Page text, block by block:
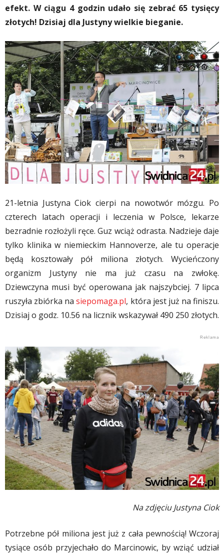
efekt. W ciągu 4 godzin udało się zebrać 65 tysięcy
złotych! Dzisiaj dla Justyny wielkie bieganie.
21-letnia Justyna Ciok cierpi na nowotwór mózgu. Po
czterech latach operacji i leczenia w Polsce, lekarze
bezradnie rozłożyli ręce. Guz wciąż odrasta. Nadzieje daje
tylko klinika w niemieckim Hannoverze, ale tu operacje
będą kosztowały pół miliona złotych. Wycieńczony
organizm Justyny nie ma już czasu na zwłokę.
Dziewczyna musi być operowana jak najszybciej. 7 lipca
ruszyła zbiórka nasiepomaga.pl, która jest już na finiszu.
Dzisiaj o godz. 10.56 na licznik wskazywał 490 250 złotych.
Na zdjęciu Justyna Ciok
Potrzebne pół miliona jest już z cała pewnością! Wczoraj
tysiące osób przyjechało do Marcinowic, by wziąć udział